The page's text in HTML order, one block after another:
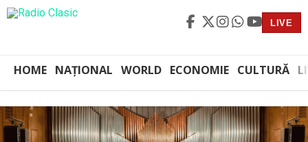
LIVE
HOME NAȚIONAL WORLD ECONOMIE CULTURĂ